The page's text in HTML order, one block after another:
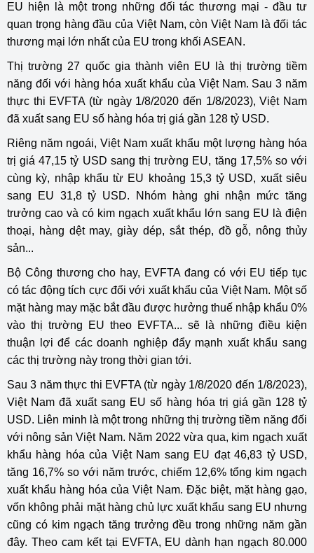
EU hiện là một trong những đối tác thương mại - đầu tư
quan trọng hàng đầu của Việt Nam, còn Việt Nam là đối tác
thương mại lớn nhất của EU trong khối ASEAN.
Thị trường 27 quốc gia thành viên EU là thị trường tiềm
năng đối với hàng hóa xuất khẩu của Việt Nam. Sau 3 năm
thực thi EVFTA (từ ngày 1/8/2020 đến 1/8/2023), Việt Nam
đã xuất sang EU số hàng hóa trị giá gần 128 tỷ USD.
Riêng năm ngoái, Việt Nam xuất khẩu một lượng hàng hóa
trị giá 47,15 tỷ USD sang thị trường EU, tăng 17,5% so với
cùng kỳ, nhập khẩu từ EU khoảng 15,3 tỷ USD, xuất siêu
sang EU 31,8 tỷ USD. Nhóm hàng ghi nhận mức tăng
trưởng cao và có kim ngạch xuất khẩu lớn sang EU là điện
thoại, hàng dệt may, giày dép, sắt thép, đồ gỗ, nông thủy
sản...
Bộ Công thương cho hay, EVFTA đang có với EU tiếp tục
có tác động tích cực đối với xuất khẩu của Việt Nam. Một số
mặt hàng may mặc bắt đầu được hưởng thuế nhập khẩu 0%
vào thị trường EU theo EVFTA... sẽ là những điều kiện
thuận lợi để các doanh nghiệp đẩy mạnh xuất khẩu sang
các thị trường này trong thời gian tới.
Sau 3 năm thực thi EVFTA (từ ngày 1/8/2020 đến 1/8/2023),
Việt Nam đã xuất sang EU số hàng hóa trị giá gần 128 tỷ
USD. Liên minh là một trong những thị trường tiềm năng đối
với nông sản Việt Nam. Năm 2022 vừa qua, kim ngạch xuất
khẩu hàng hóa của Việt Nam sang EU đạt 46,83 tỷ USD,
tăng 16,7% so với năm trước, chiếm 12,6% tổng kim ngạch
xuất khẩu hàng hóa của Việt Nam. Đặc biệt, mặt hàng gạo,
vốn không phải mặt hàng chủ lực xuất khẩu sang EU nhưng
cũng có kim ngạch tăng trưởng đều trong những năm gần
đây. Theo cam kết tại EVFTA, EU dành hạn ngạch 80.000